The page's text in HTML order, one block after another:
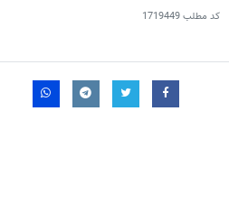
کد مطلب1719449